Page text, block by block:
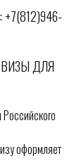
ДЛЯ
оформляет